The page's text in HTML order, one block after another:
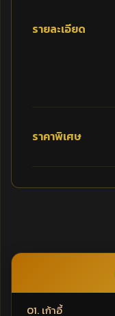
รายละเอียด
ราคาพิเศษ
01. เก้าอี้